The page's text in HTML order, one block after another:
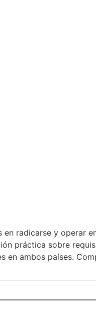
radicarse y operar
práctica sobre
en ambos países.